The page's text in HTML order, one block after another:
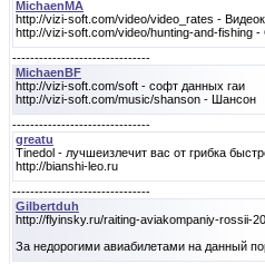
MichaenMA
http://vizi-soft.com/video/video_rates -
http://vizi-soft.com/video/hunting-and-fishing
-------------------------------
MichaenBF
http://vizi-soft.com/soft - софт данных гаи
http://vizi-soft.com/music/shanson - Шансон
-------------------------------
greatu
Tinedol - лучшеизлечит вас от грибка
http://bianshi-leo.ru
-------------------------------
Gilbertduh
http://flyinsky.ru/raiting-aviakompaniy-rossii-
За недорогими авиабилетами на данный